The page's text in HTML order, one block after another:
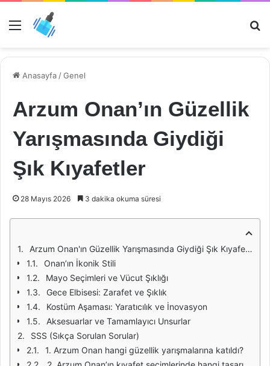
Menü
Anasayfa /Genel
Arzum Onan’ın Güzellik
Yarışmasında Giydiği
Şık Kıyafetler
28 Mayıs 2026 3 dakika okuma süresi
Arzum Onan'ın Güzellik Yarışmasında Giydiği Şık Kıyafetler
Onan’ın İkonik Stili
Mayo Seçimleri ve Vücut Şıklığı
Gece Elbisesi: Zarafet ve Şıklık
Kostüm Aşaması: Yaratıcılık ve İnovasyon
Aksesuarlar ve Tamamlayıcı Unsurlar
SSS (Sıkça Sorulan Sorular)
1. Arzum Onan hangi güzellik yarışmalarına katıldı?